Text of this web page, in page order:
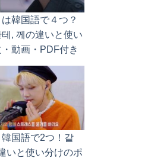
韓国語で４つ？
, 께の違いと使い
動画・PDF付き
韓国語で2つ！같
いと使い分けのポ